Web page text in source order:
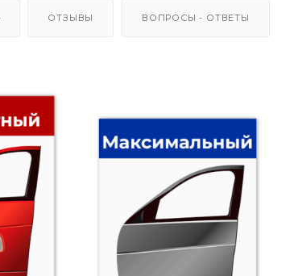
ОТЗЫВЫ ВОПРОСЫ - ОТВЕТЫ